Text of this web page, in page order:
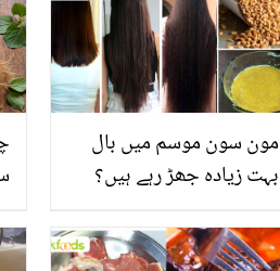
مون سون موسم میں بال
بہت زیادہ جھڑ رہے ہیں؟
بنانے کے چند قدرتی طریقے